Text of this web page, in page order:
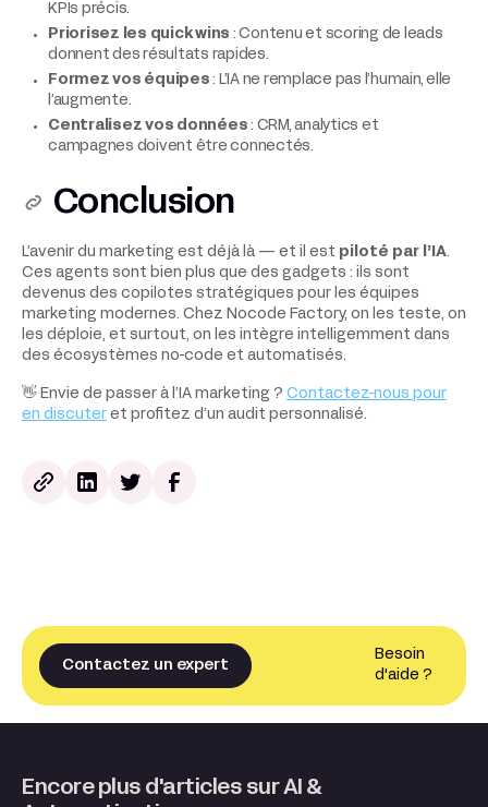
KPIs précis.
Priorisez les quick wins : Contenu et scoring de leads
donnent des résultats rapides.
Formez vos équipes : L’IA ne remplace pas l’humain, elle
l’augmente.
Centralisez vos données : CRM, analytics et
campagnes doivent être connectés.
Conclusion
L’avenir du marketing est déjà là — et il est piloté par l’IA.
Ces agents sont bien plus que des gadgets : ils sont
devenus des copilotes stratégiques pour les équipes
marketing modernes. Chez Nocode Factory, on les teste, on
les déploie, et surtout, on les intègre intelligemment dans
des écosystèmes no-code et automatisés.
👋 Envie de passer à l’IA marketing ? Contactez-nous pour
en discuter et profitez d’un audit personnalisé.
Besoin
d'aide ?
Contactez un expert
Encore plus d'articles sur AI &